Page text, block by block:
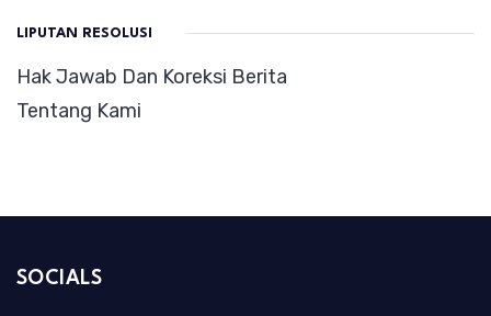
LIPUTAN RESOLUSI
Hak Jawab Dan Koreksi Berita
Tentang Kami
SOCIALS